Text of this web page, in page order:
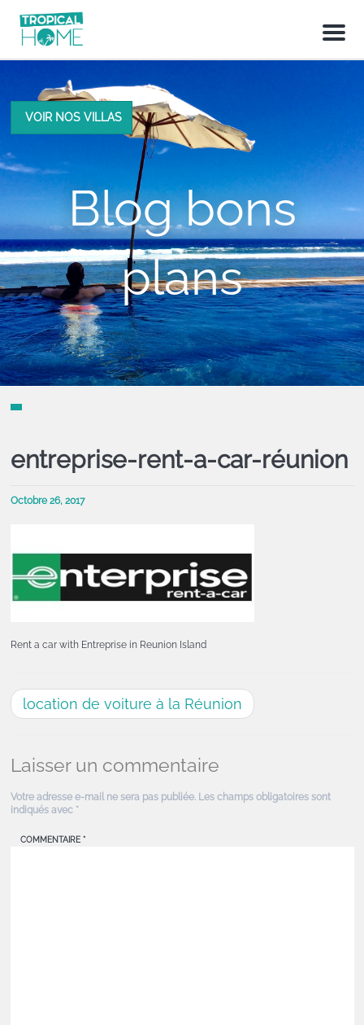
M
n
VOIR NOS VILLAS
Blog bons
plans
entreprise-rent-a-car-réunion
Octobre 26, 2017
Rent a car with Entreprise in Reunion Island
location de voiture à la Réunion
Laisser un commentaire
Votre adresse e-mail ne sera pas publiée. Les champs obligatoires sont
indiqués avec *
COMMENTAIRE *